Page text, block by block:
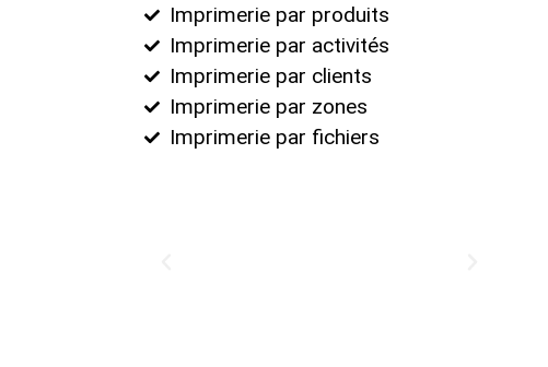
Imprimerie par produits
Imprimerie par activités
Imprimerie par clients
Imprimerie par zones
Imprimerie par fichiers